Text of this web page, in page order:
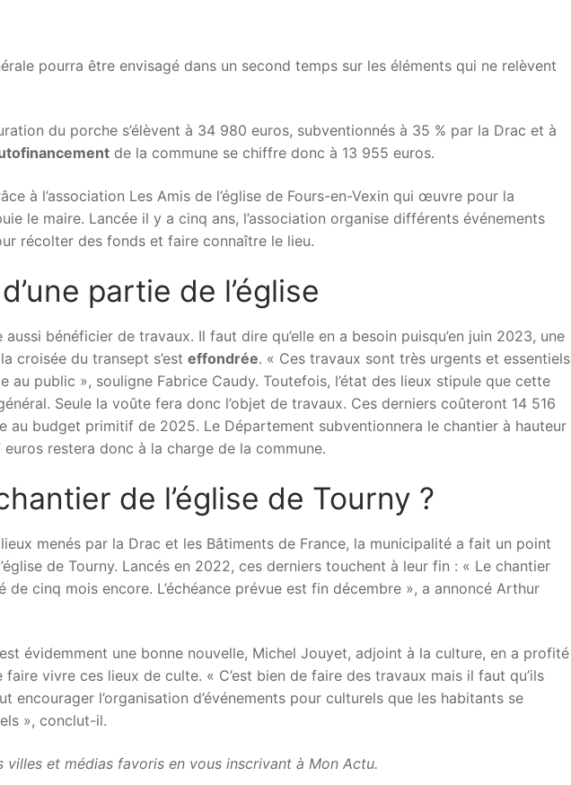
pourra être envisagé dans un second temps sur les éléments qui ne relèvent
du porche s’élèvent à 34 980 euros, subventionnés à 35 % par la Drac et à
de la commune se chiffre donc à 13 955 euros.
à l’association Les Amis de l’église de Fours-en-Vexin qui œuvre pour la
le maire. Lancée il y a cinq ans, l’association organise différents événements
récolter des fonds et faire connaître le lieu.
partie de l’église
aussi bénéficier de travaux. Il faut dire qu’elle en a besoin puisqu’en juin 2023, une
croisée du transept s’est effondrée. « Ces travaux sont très urgents et essentiels
au public », souligne Fabrice Caudy. Toutefois, l’état des lieux stipule que cette
Seule la voûte fera donc l’objet de travaux. Ces derniers coûteront 14 516
au budget primitif de 2025. Le Département subventionnera le chantier à hauteur
restera donc à la charge de la commune.
de l’église de Tourny ?
menés par la Drac et les Bâtiments de France, la municipalité a fait un point
de Tourny. Lancés en 2022, ces derniers touchent à leur fin : « Le chantier
de cinq mois encore. L’échéance prévue est fin décembre », a annoncé Arthur
évidemment une bonne nouvelle, Michel Jouyet, adjoint à la culture, en a profité
vivre ces lieux de culte. « C’est bien de faire des travaux mais il faut qu’ils
encourager l’organisation d’événements pour culturels que les habitants se
», conclut-il.
villes et médias favoris en vous inscrivant à Mon Actu.